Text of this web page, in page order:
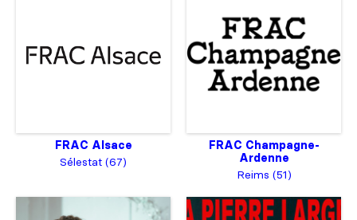
FRAC Alsace
Sélestat (67)
FRAC Champagne-
Ardenne
Reims (51)